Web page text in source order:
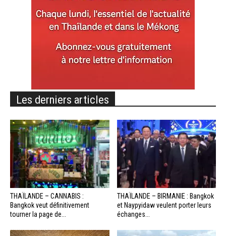
Les derniers articles
THAÏLANDE – CANNABIS :
Bangkok veut définitivement
tourner la page de...
THAÏLANDE – BIRMANIE : Bangkok
et Naypyidaw veulent porter leurs
échanges...